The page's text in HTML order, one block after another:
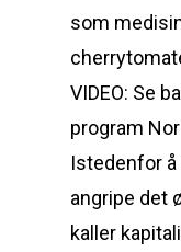
som
VIDEO: Se
program
Istedenfor
angripe det
kaller